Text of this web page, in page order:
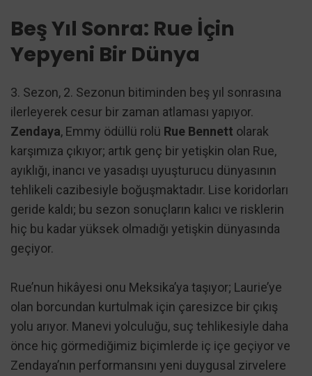
Beş Yıl Sonra: Rue İçin
Yepyeni Bir Dünya
3. Sezon, 2. Sezonun bitiminden beş yıl sonrasına
ilerleyerek cesur bir zaman atlaması yapıyor.
Zendaya, Emmy ödüllü rolü Rue Bennett olarak
karşımıza çıkıyor; artık genç bir yetişkin olan Rue,
ayıklığı, inancı ve yasadışı uyuşturucu dünyasının
tehlikeli cazibesiyle boğuşmaktadır. Lise koridorları
geride kaldı; bu sezon sonuçların kalıcı ve risklerin
hiç bu kadar yüksek olmadığı yetişkin dünyasında
geçiyor.
Rue’nun hikâyesi onu Meksika’ya taşıyor; Laurie’ye
olan borcundan kurtulmak için çaresizce bir çıkış
yolu arıyor. Manevi yolculuğu, suç tehlikesiyle daha
önce hiç görmediğimiz biçimlerde iç içe geçiyor ve
Zendaya’nın performansını yeni duygusal zirvelere